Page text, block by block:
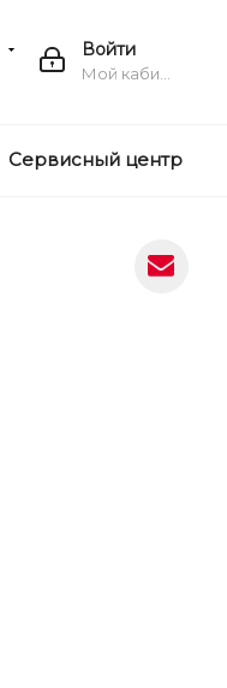
Войти
Сервисный центр